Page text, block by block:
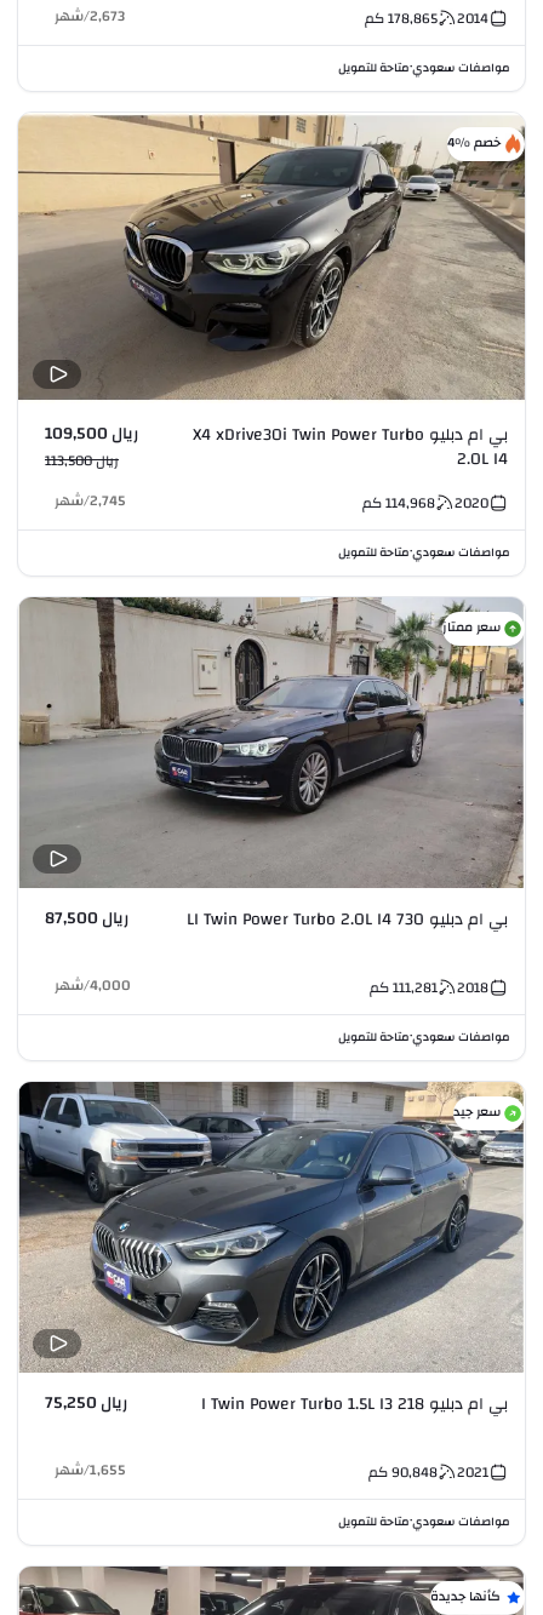
2014
178,865كم 2,673
/شهر
مواصفات سعودي•متاحة للتمويل
خصم %4
بي ام دبليو X4 xDrive30i Twin Power Turbo
2.0L I4
ريال 109,500
ريال 113,500
2020
114,968كم 2,745
/شهر
مواصفات سعودي•متاحة للتمويل
سعر ممتاز
بي ام دبليو 730 LI Twin Power Turbo 2.0L I4 ريال 87,500
2018
111,281كم 4,000
/شهر
مواصفات سعودي•متاحة للتمويل
سعر جيد
بي ام دبليو 218 I Twin Power Turbo 1.5L I3 ريال 75,250
2021
90,848كم 1,655
/شهر
مواصفات سعودي•متاحة للتمويل
كأنها جديدة